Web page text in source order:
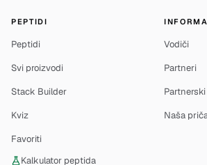
PEPTIDI
Peptidi
Svi proizvodi
Stack Builder
Kviz
Favoriti
Kalkulator peptida
Vodiči
Partneri
Naša